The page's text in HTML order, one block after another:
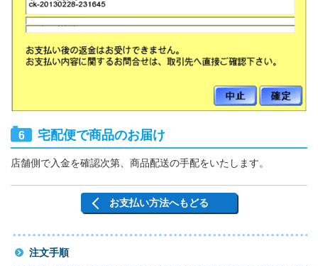
宅配便で商品のお届け
店舗側で入金を確認次第、商品配送の手配をいたします。
お支払い方法へもどる
注文手順